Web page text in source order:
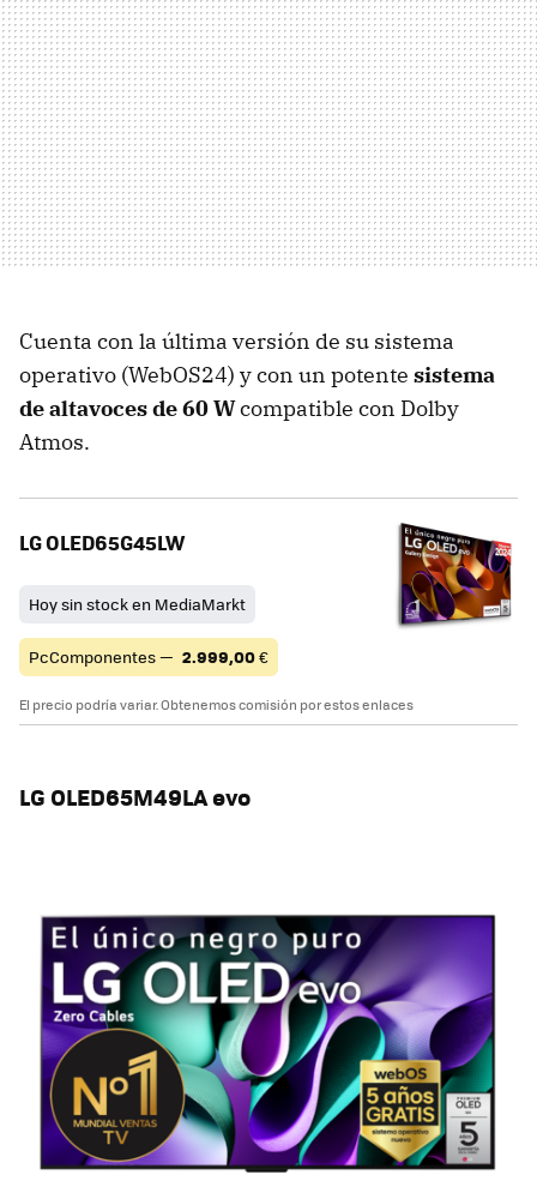
Cuenta con la última versión de su sistema
operativo (WebOS24) y con un potente sistema
de altavoces de 60 Wcompatible con Dolby
Atmos.
LG OLED65G45LW
Hoy sin stock en MediaMarkt
PcComponentes — 2.999,00€
El precio podría variar. Obtenemos comisión por estos enlaces
LG OLED65M49LA evo